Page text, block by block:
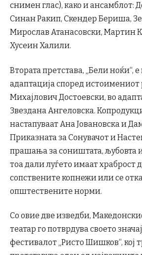
снимен глас), како и ансамблот:
Синан Ракип, Скендер Бериша,
Мирослав Атанасовски, Мартин
Хусеин Халили.
Втората претстава, „Бели ноќи“,
адаптација според
Михајлович Достоевски, во
Звездана Ангеловска.
настапуваат Ана Јовановска и
Приказната за Сонувачот и
прашања за соништата, љубовта и
тоа дали луѓето имаат храброст
сопствените копнежи или се
општествените норми.
Со овие две изведби,
театар го потврдува своето
фестивалот „Ристо Шишков“, кој